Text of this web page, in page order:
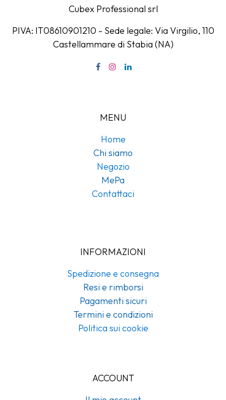
Cubex Professional srl
PIVA: IT08610901210 - Sede legale: Via Virgilio, 110
Castellammare di Stabia (NA)
MENU
Home
Chi siamo
Negozio
MePa
Contattaci
INFORMAZIONI
Spedizione e consegna
Resi e rimborsi
Pagamenti sicuri
Termini e condizioni
Politica sui cookie
ACCOUNT